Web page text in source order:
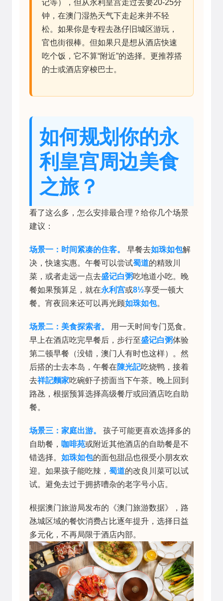
记等），但从永利皇宫走过去要20-25分
钟，在澳门湿热天气下走起来并不轻
松。如果你是专程去氹仔旧城区游玩，
官也街很棒。但如果只是想从酒店快速
吃个饭，它不算“附近”的选择。更推荐搭
的士或酒店穿梭巴士。
如何规划你的永
利皇宫周边美食
之旅？
看了这么多，怎么安排最合理？给你几个场景
建议：
场景一：时间紧凑的住客。 早餐去如珠如包解
决，快速实惠。午餐可以尝试蜀道的精致川
菜，或者走远一点去盛记白粥吃地道小吃。晚
餐如果预算足，就在永利宫或8½享受一顿大
餐。宵夜回来还可以再光顾如珠如包。
场景二：美食探索者。
用一天时间专门觅食。
早上在酒店吃完早餐后，步行至盛记白粥体验
第二顿早餐（没错，澳门人有时也这样）。然
后搭的士去本岛，午餐在陳光記吃烧鸭，接着
去祥記麵家吃碗虾子捞面当下午茶。晚上回到
路氹，根据预算选择高级餐厅或回酒店吃自助
餐。
场景三：家庭出游。
孩子可能更喜欢选择多的
自助餐， 咖啡苑或附近其他酒店的自助餐是不
错选择。 如珠如包的面包甜品也很受小朋友欢
迎。如果孩子能吃辣， 蜀道的改良川菜可以试
试。避免去过于拥挤嘈杂的老字号小店。
根据澳门旅游局发布的《澳门旅游数据》，路
氹城区域的餐饮消费占比逐年提升，选择日益
多元化，不再局限于酒店内部。